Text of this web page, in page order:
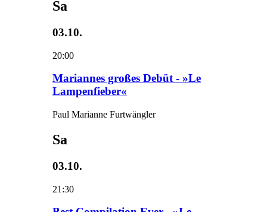
Sa
03.10.
20:00
Mariannes großes Debüt - »Le
Lampenfieber«
Paul Marianne Furtwängler
Sa
03.10.
21:30